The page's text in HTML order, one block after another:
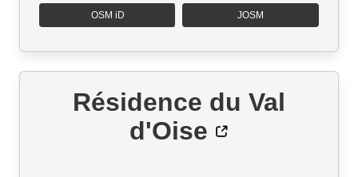
OSM iD JOSM
Résidence du Val
d'Oise